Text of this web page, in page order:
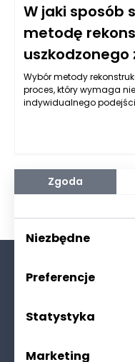
W jaki sposób
metodę
uszkodzonego
Wybór metody
proces, który wymaga
indywidualnego
są efektem skrupulatnej
zębów, jak i aspektów
artykule tym postaramy
uszkodzonego zęba,
Polityka prywatności
Zgoda
Niezbędne
Preferencje
Statystyka
Marketing